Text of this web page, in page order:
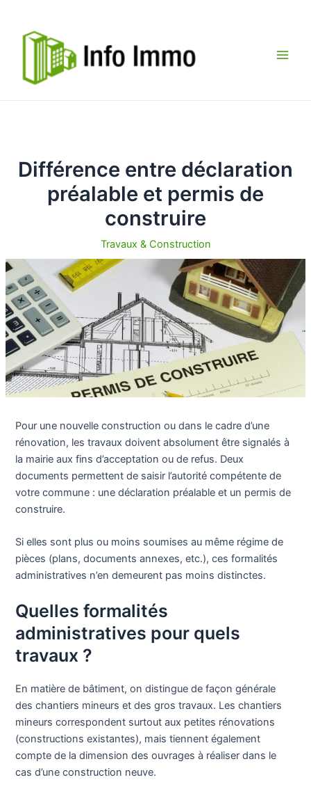
contenu
Différence entre déclaration
préalable et permis de
construire
Travaux & Construction
Pour une nouvelle construction ou dans le cadre d’une
rénovation, les travaux doivent absolument être signalés à
la mairie aux fins d’acceptation ou de refus. Deux
documents permettent de saisir l’autorité compétente de
votre commune : une déclaration préalable et un permis de
construire.
Si elles sont plus ou moins soumises au même régime de
pièces (plans, documents annexes, etc.), ces formalités
administratives n’en demeurent pas moins distinctes.
Quelles formalités
administratives pour quels
travaux ?
En matière de bâtiment, on distingue de façon générale
des chantiers mineurs et des gros travaux. Les chantiers
mineurs correspondent surtout aux petites rénovations
(constructions existantes), mais tiennent également
compte de la dimension des ouvrages à réaliser dans le
cas d’une construction neuve.